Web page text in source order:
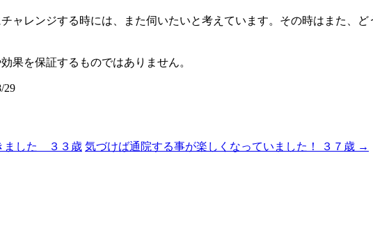
ャレンジする時には、また伺いたいと考えています。その時はまた、ど
果を保証するものではありません。
29
ました ３３歳 気づけば通院する事が楽しくなっていました！ ３７歳 →